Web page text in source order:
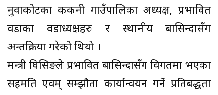
नुवाकोटका ककनी गाउँपालिका अध्यक्ष, प्रभावित
वडाका वडाध्यक्षहरु र स्थानीय बासिन्दासँग
अन्तक्रिया गरेको थियो ।
मन्त्री घिसिङले प्रभावित बासिन्दासँग विगतमा भएका
सहमति एवम् सम्झौता कार्यान्वयन गर्ने प्रतिबद्धता